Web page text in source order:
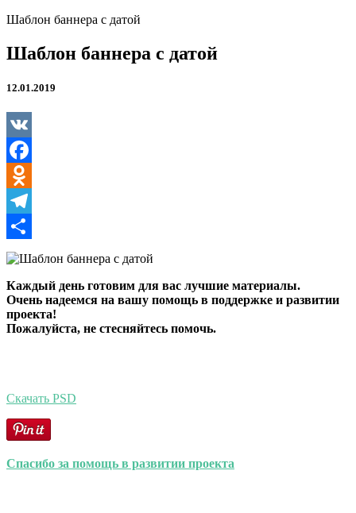
Шаблон баннера с датой
Шаблон баннера с датой
12.01.2019
VK
Facebook
Odnoklassniki
Telegram
Отправить
Каждый день готовим для вас лучшие материалы.
Очень надеемся на вашу помощь в поддержке и развитии
проекта!
Пожалуйста, не стесняйтесь помочь.
Скачать PSD
Спасибо за помощь в развитии проекта